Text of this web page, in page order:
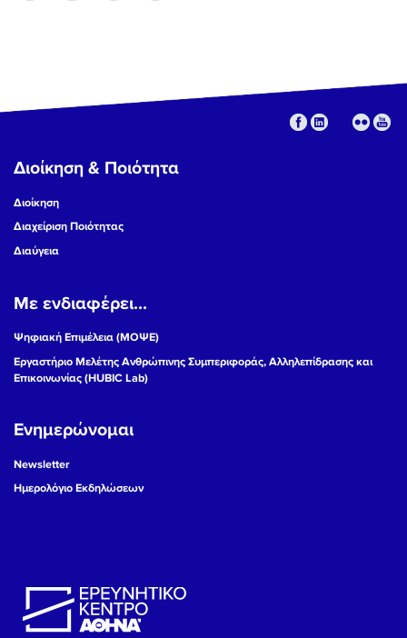
Διοίκηση & Ποιότητα
Διοίκηση
Διαχείριση Ποιότητας
Διαύγεια
Με ενδιαφέρει...
Ψηφιακή Επιμέλεια (ΜΟΨΕ)
Εργαστήριο Μελέτης Ανθρώπινης Συμπεριφοράς, Αλληλεπίδρασης και
Επικοινωνίας (HUBIC Lab)
Ενημερώνομαι
Newsletter
Ημερολόγιο Εκδηλώσεων